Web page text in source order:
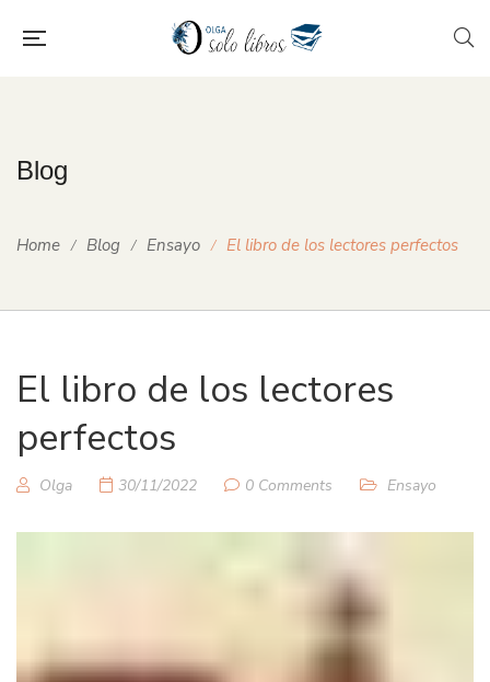
Blog
Home Blog Ensayo El libro de los lectores perfectos
El libro de los lectores
perfectos
Olga 30/11/2022 0 Comments Ensayo